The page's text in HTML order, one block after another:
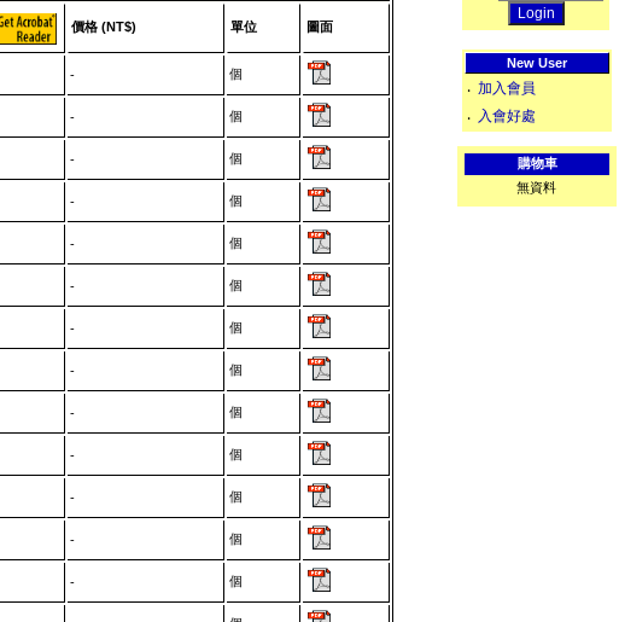
價格 (NT$) 單位 圖面
- 個
- 個
- 個
- 個
- 個
- 個
- 個
- 個
- 個
- 個
- 個
- 個
- 個
New User
‧ 加入會員
‧ 入會好處
購物車
無資料